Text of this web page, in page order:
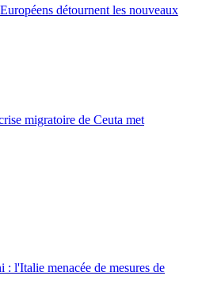
détournent les nouveaux
migratoire de Ceuta met
: l'Italie menacée de mesures de